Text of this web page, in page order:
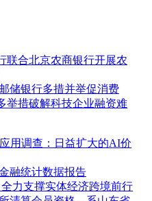
联合北京农商银行开展农
储银行多措并举促消费
举措破解科技企业融资难
用调查：日益扩大的AI价
融统计数据报告
力支撑实体经济跨境前行